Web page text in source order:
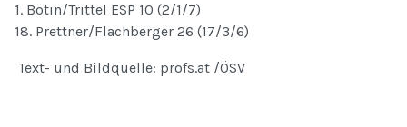
1. Botin/Trittel ESP 10 (2/1/7)
18. Prettner/Flachberger 26 (17/3/6)
Text- und Bildquelle: profs.at /ÖSV